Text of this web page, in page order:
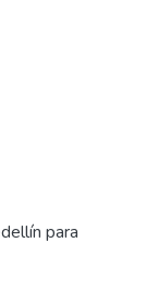
para